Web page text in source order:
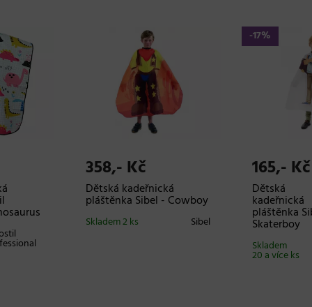
358,- Kč
Dětská kadeřnická
pláštěnka Sibel - Cowboy
Sibel
Skladem 2 ks
-17%
165,-
Dětská
kadeřnická
pláštěnka
Skaterboy
Skladem
20 a více ks